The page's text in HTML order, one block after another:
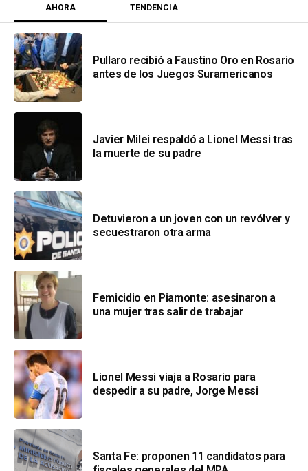
AHORA TENDENCIA
Pullaro recibió a Faustino Oro en Rosario
antes de los Juegos Suramericanos
Javier Milei respaldó a Lionel Messi tras
la muerte de su padre
Detuvieron a un joven con un revólver y
secuestraron otra arma
Femicidio en Piamonte: asesinaron a
una mujer tras salir de trabajar
Lionel Messi viaja a Rosario para
despedir a su padre, Jorge Messi
Santa Fe: proponen 11 candidatos para